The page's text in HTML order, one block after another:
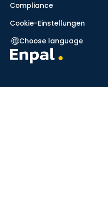
Compliance
Cookie-Einstellungen
Choose language